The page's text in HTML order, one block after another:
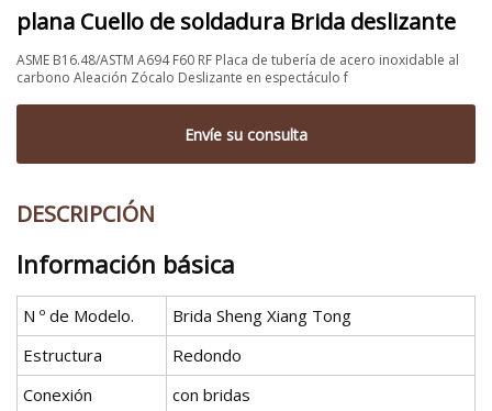
plana Cuello de soldadura Brida deslizante
ASME B16.48/ASTM A694 F60 RF Placa de tubería de acero inoxidable al
carbono Aleación Zócalo Deslizante en espectáculo f
Envíe su consulta
DESCRIPCIÓN
Información básica
N º de Modelo.
Brida Sheng Xiang Tong
Estructura
Redondo
Conexión
con bridas